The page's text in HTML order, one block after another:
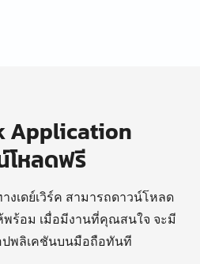
Application
โหลดฟรี
งเดย์เวิร์ค สามารถดาวน์โหลด
พร้อม เมื่อมีงานที่คุณสนใจ จะมี
ปพลิเคชันบนมือถือทันที